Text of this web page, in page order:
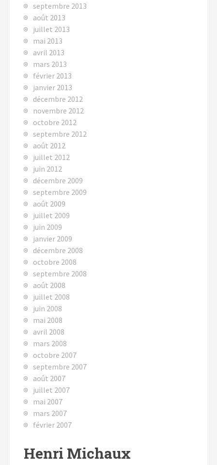
septembre 2013
août 2013
juillet 2013
mai 2013
avril 2013
mars 2013
février 2013
janvier 2013
décembre 2012
novembre 2012
octobre 2012
septembre 2012
août 2012
juillet 2012
juin 2012
décembre 2009
septembre 2009
août 2009
juillet 2009
juin 2009
janvier 2009
décembre 2008
octobre 2008
septembre 2008
août 2008
juillet 2008
juin 2008
mai 2008
avril 2008
mars 2008
octobre 2007
septembre 2007
août 2007
juillet 2007
mai 2007
mars 2007
février 2007
Henri Michaux